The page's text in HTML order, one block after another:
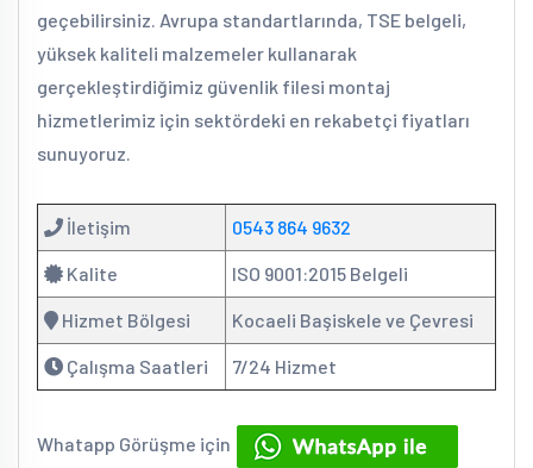
geçebilirsiniz. Avrupa standartlarında, TSE belgeli,
yüksek kaliteli malzemeler kullanarak
gerçekleştirdiğimiz güvenlik filesi montaj
hizmetlerimiz için sektördeki en rekabetçi fiyatları
sunuyoruz.
İletişim 0543 864 9632
Kalite ISO 9001:2015 Belgeli
Hizmet Bölgesi Kocaeli Başiskele ve Çevresi
Çalışma Saatleri 7/24 Hizmet
Whatapp Görüşme için